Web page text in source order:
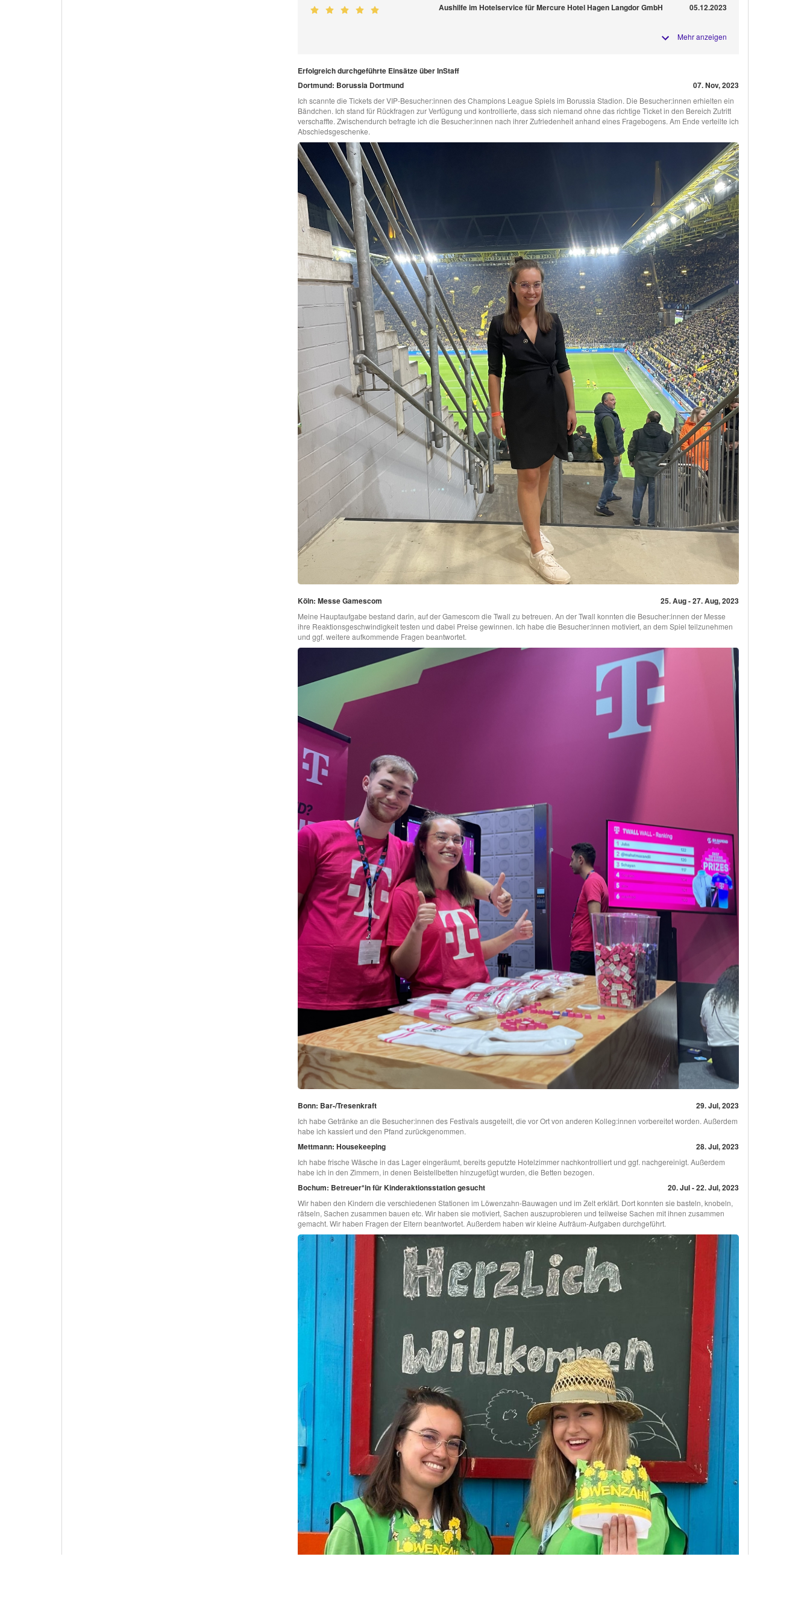
Aushilfe im Hotelservice für Mercure Hotel Hagen Langdor GmbH 05.12.2023
Mehr anzeigen
Erfolgreich durchgeführte Einsätze über InStaff
Dortmund: Borussia Dortmund
07. Nov, 2023
Ich scannte die Tickets der VIP-Besucher:innen des Champions League Spiels im Borussia Stadion. Die Besucher:innen erhielten ein
Bändchen. Ich stand für Rückfragen zur Verfügung und kontrollierte, dass sich niemand ohne das richtige Ticket in den Bereich Zutritt
verschaffte. Zwischendurch befragte ich die Besucher:innen nach ihrer Zufriedenheit anhand eines Fragebogens. Am Ende verteilte ich
Abschiedsgeschenke.
Köln: Messe Gamescom 25. Aug - 27. Aug, 2023
Meine Hauptaufgabe bestand darin, auf der Gamescom die Twall zu betreuen. An der Twall konnten die Besucher:innen der Messe
ihre Reaktionsgeschwindigkeit testen und dabei Preise gewinnen. Ich habe die Besucher:innen motiviert, an dem Spiel teilzunehmen
und ggf. weitere aufkommende Fragen beantwortet.
Bonn: Bar-/Tresenkraft 29. Jul, 2023
Ich habe Getränke an die Besucher:innen des Festivals ausgeteilt, die vor Ort von anderen Kolleg:innen vorbereitet worden. Außerdem
habe ich kassiert und den Pfand zurückgenommen.
Mettmann: Housekeeping 28. Jul, 2023
Ich habe frische Wäsche in das Lager eingeräumt, bereits geputzte Hotelzimmer nachkontrolliert und ggf. nachgereinigt. Außerdem
habe ich in den Zimmern, in denen Beistellbetten hinzugefügt wurden, die Betten bezogen.
Bochum: Betreuer*in für Kinderaktionsstation gesucht 20. Jul - 22. Jul, 2023
Wir haben den Kindern die verschiedenen Stationen im Löwenzahn-Bauwagen und im Zelt erklärt. Dort konnten sie basteln, knobeln,
rätseln, Sachen zusammen bauen etc. Wir haben sie motiviert, Sachen auszuprobieren und teilweise Sachen mit ihnen zusammen
gemacht. Wir haben Fragen der Eltern beantwortet. Außerdem haben wir kleine Aufräum-Aufgaben durchgeführt.